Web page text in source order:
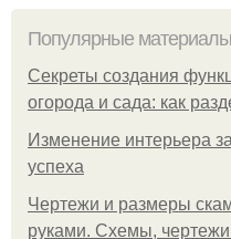
Популярные материалы
Секреты создания
огорода и сада: как
Изменение интерьера
успеха
Чертежи и размеры
руками. Схемы,